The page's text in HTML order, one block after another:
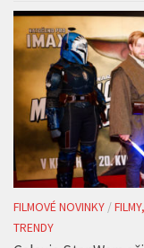
FILMOVÉ NOVINKY /
TRENDY
Galaxie Star Wars
premiéře filmu
27 KVĚ, 2026